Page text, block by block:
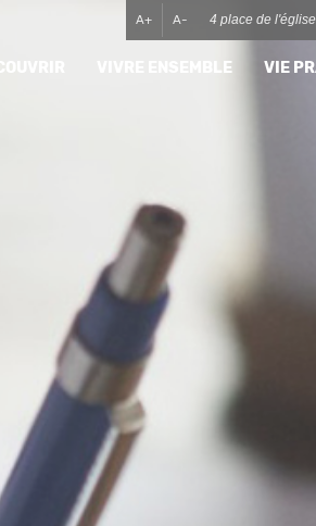
A+ A- 4 place de
VIVRE ENSEMBLE VIE